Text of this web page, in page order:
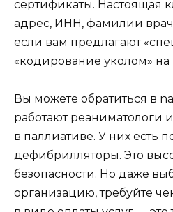
сертификаты. Настоящая
адрес, ИНН, фамилии
если вам предлагают
«кодирование уколом» на
Вы можете обратиться в
работают реаниматологи
в паллиативе. У них есть
дефибрилляторы. Это
безопасности. Но даже
организацию, требуйте